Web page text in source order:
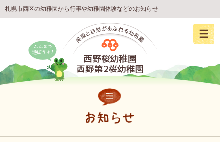
札幌市西区の幼稚園から行事や幼稚園体験などのお知らせ